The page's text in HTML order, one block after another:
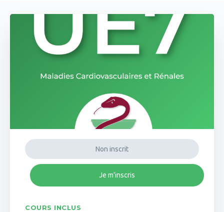
Non inscrit
Je m'inscris
COURS INCLUS